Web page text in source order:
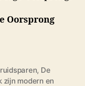
Oorsprong
, De
zijn modern en